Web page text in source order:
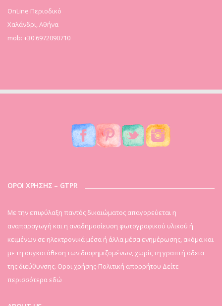
OnLine Περιοδικό
Χαλάνδρι, Αθήνα
mob: +30 6972090710
ΟΡΟΙ ΧΡΗΣΗΣ – GTPR
Mε την επιφύλαξη παντός δικαιώματος απαγορεύεται η
αναπαραγωγή και η αναδημοσίευση φωτογραφικού υλικού ή
κειμένων σε ηλεκτρονικά μέσα ή άλλα μέσα ενημέρωσης, ακόμα και
με τη συγκατάθεση των διαφημιζομένων, χωρίς τη γραπτή άδεια
της διεύθυνσης. Οροι χρήσης-Πολιτική απορρήτου Δείτε
περισσότερα εδώ